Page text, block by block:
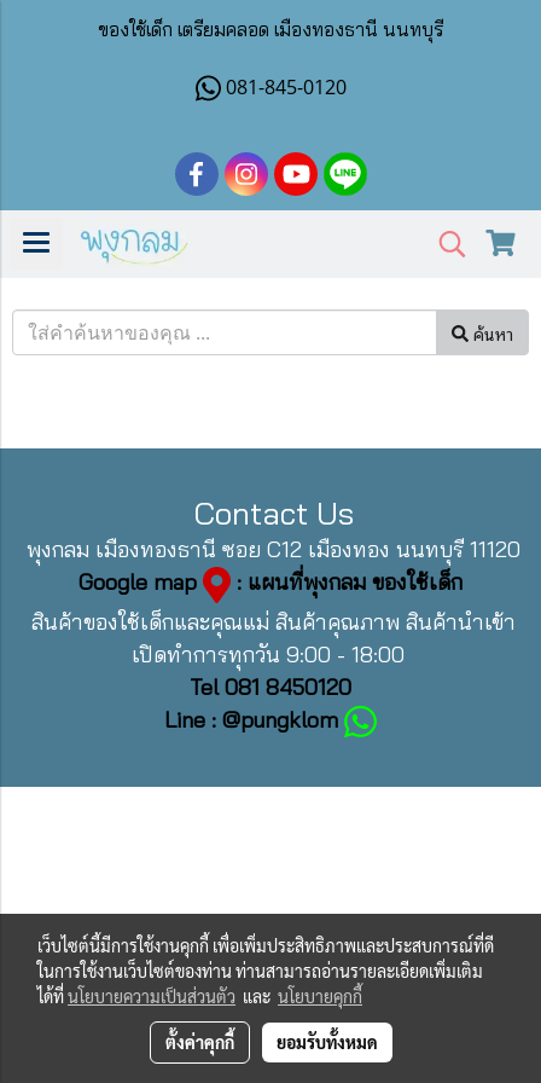
ของใช้เด็ก เตรียมคลอด เมืองทองธานี นนทบุรี
081-845-0120
ค้นหา
Contact Us
พุงกลม เมืองทองธานี ซอย C12 เมืองทอง นนทบุรี 11120
Google map
: แผนที่พุงกลม ของใช้เด็ก
สินค้าของใช้เด็กและคุณแม่ สินค้าคุณภาพ สินค้านำเข้า
เปิดทำการทุกวัน 9:00 - 18:00
Tel 081 8450120
Line : @pungklom
เว็บไซต์นี้มีการใช้งานคุกกี้ เพื่อเพิ่มประสิทธิภาพและประสบการณ์ที่ดี
ในการใช้งานเว็บไซต์ของท่าน ท่านสามารถอ่านรายละเอียดเพิ่มเติม
ได้ที่นโยบายความเป็นส่วนตัว และ นโยบายคุกกี้
ตั้งค่าคุกกี้ ยอมรับทั้งหมด